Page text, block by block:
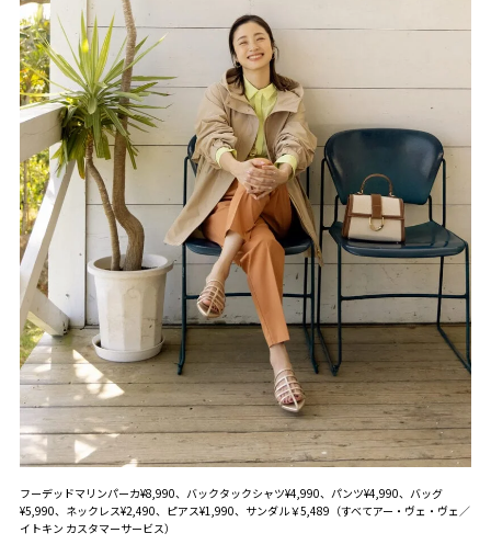
フーデッドマリンパーカ¥8,990、バックタックシャツ¥4,990、パンツ¥4,990、バッグ
¥5,990、ネックレス¥2,490、ピアス¥1,990、サンダル￥5,489（すべてアー・ヴェ・ヴェ／
イトキン カスタマーサービス）